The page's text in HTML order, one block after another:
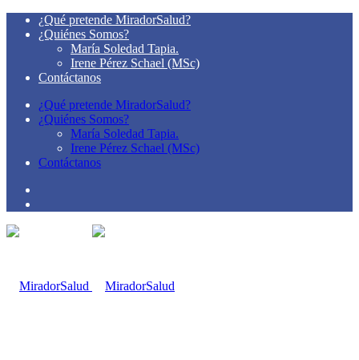
¿Qué pretende MiradorSalud?
¿Quiénes Somos?
María Soledad Tapia.
Irene Pérez Schael (MSc)
Contáctanos
¿Qué pretende MiradorSalud?
¿Quiénes Somos?
María Soledad Tapia.
Irene Pérez Schael (MSc)
Contáctanos